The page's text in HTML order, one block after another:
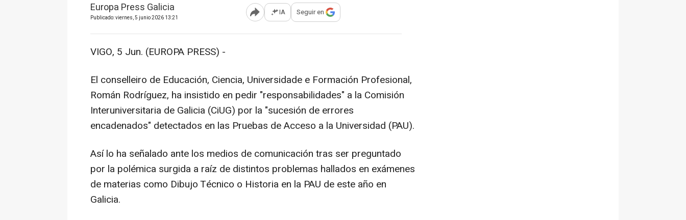
Europa Press Galicia
Publicado: viernes, 5 junio 2026 13:21 Abrir opciones para compartir
IA Seguir en
VIGO, 5 Jun. (EUROPA PRESS) -
El conselleiro de Educación, Ciencia, Universidade e Formación Profesional,
Román Rodríguez, ha insistido en pedir "responsabilidades" a la Comisión
Interuniversitaria de Galicia (CiUG) por la "sucesión de errores
encadenados" detectados en las Pruebas de Acceso a la Universidad (PAU).
Así lo ha señalado ante los medios de comunicación tras ser preguntado
por la polémica surgida a raíz de distintos problemas hallados en exámenes
de materias como Dibujo Técnico o Historia en la PAU de este año en
Galicia.